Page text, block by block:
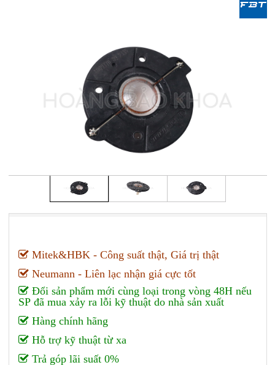
Mitek&HBK - Công suất thật, Giá trị thật
Neumann - Liên lạc nhận giá cực tốt
Đổi sản phẩm mới cùng loại trong vòng 48H nếu
SP đã mua xảy ra lỗi kỹ thuật do nhà sản xuất
Hàng chính hãng
Hỗ trợ kỹ thuật từ xa
Trả góp lãi suất 0%